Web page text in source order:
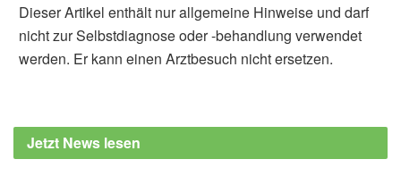
Herzinfarkt”: So häufig kommt er vor und so
gefährlich ist er, (Abruf: 22.11.2021),
Dieser Artikel enthält nur allgemeine Hinweise und darf
nicht zur Selbstdiagnose oder -behandlung verwendet
werden. Er kann einen Arztbesuch nicht ersetzen.
Jetzt News lesen